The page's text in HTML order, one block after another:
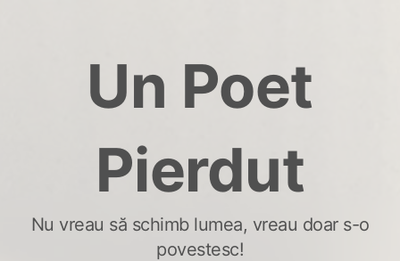
Un Poet
Pierdut
Nu vreau să schimb lumea, vreau doar s-o
povestesc!